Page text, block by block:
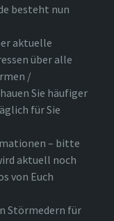
besteht nun
aktuelle
über alle
/
Sie häufiger
für Sie
– bitte
aktuell noch
von Euch
Störmedern für